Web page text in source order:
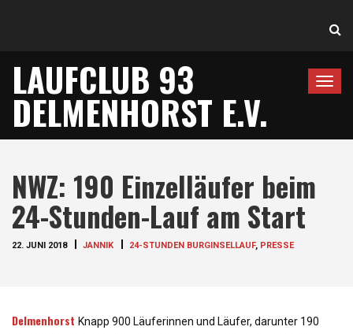
T
g
LAUFCLUB 93
DELMENHORST E.V.
NWZ: 190 Einzelläufer beim
24-Stunden-Lauf am Start
22. JUNI 2018 JANNIK 24-STUNDEN BURGINSELLAUF, PRESSE
Delmenhorst Knapp 900 Läuferinnen und Läufer, darunter 190